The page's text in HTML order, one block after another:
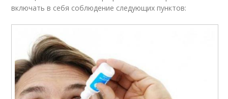
включать в себя соблюдение следующих пунктов: